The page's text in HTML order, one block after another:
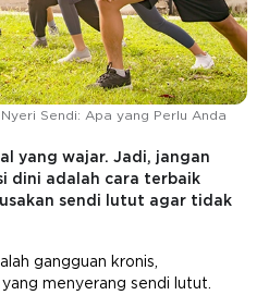
Sendi: Apa yang Perlu Anda
yang wajar. Jadi, jangan
dini adalah cara terbaik
sendi lutut agar tidak
gangguan kronis,
menyerang sendi lutut.